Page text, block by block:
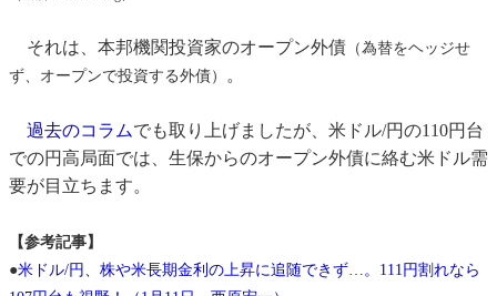
それは、本邦機関投資家のオープン外債 （為替をヘッジせ
ず、オープンで投資する外債）
。
過去のコラムでも取り上げましたが、米ドル/円の110円台
での円高局面では、生保からのオープン外債に絡む米ドル需
要が目立ちます。
【参考記事】
●米ドル/円、株や米長期金利の上昇に追随できず…。111円割れなら